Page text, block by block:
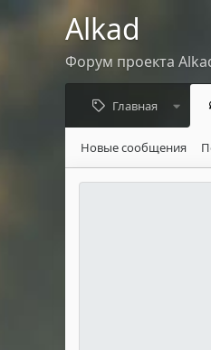
Alkad
Форум проекта
Главная
Новые сообщения